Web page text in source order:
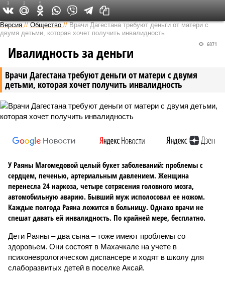
Версия на Кавказе
Версия //Общество //Врачи Дагестана требуют деньги от матери с
двумя детьми, которая хочет получить инвалидность
Врачи Дагестана требуют деньги от матери с двумя
детьми, которая хочет получить инвалидность
6071
Ивалидность за деньги
У Раяны Магомедовой целый букет заболеваний: проблемы с
сердцем, печенью, артериальным давлением. Женщина
перенесла 24 наркоза, четыре сотрясения головного мозга,
автомобильную аварию. Бывший муж исполосовал ее ножом.
Каждые полгода Раяна ложится в больницу. Однако врачи не
спешат давать ей инвалидность. По крайней мере, бесплатно.
Дети Раяны – два сына – тоже имеют проблемы со
здоровьем. Они состоят в Махачкале на учете в
психоневрологическом диспансере и ходят в школу для
слаборазвитых детей в поселке Аксай.
3 2 5